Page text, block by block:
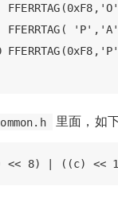
里面，如